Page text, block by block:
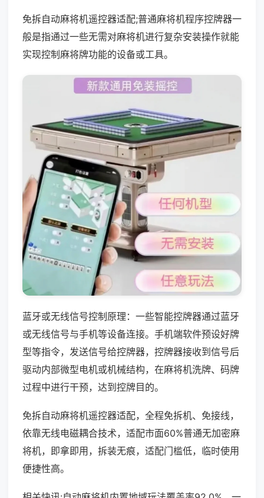
免拆自动麻将机遥控器适配;普通麻将机程序控牌器一
般是指通过一些无需对麻将机进行复杂安装操作就能
实现控制麻将牌功能的设备或工具。
蓝牙或无线信号控制原理：一些智能控牌器通过蓝牙
或无线信号与手机等设备连接。手机端软件预设好牌
型等指令，发送信号给控牌器，控牌器接收到信号后
驱动内部微型电机或机械结构，在麻将机洗牌、码牌
过程中进行干预，达到控牌目的。
免拆自动麻将机遥控器适配，全程免拆机、免接线，
依靠无线电磁耦合技术，适配市面60%普通无加密麻
将机，即拿即用，拆装无痕，适配门槛低，临时使用
便捷性高。